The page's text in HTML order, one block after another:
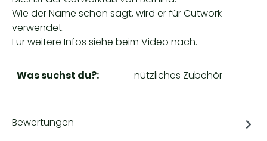
Wie der Name schon sagt, wird er für Cutwork
verwendet.
Für weitere Infos siehe beim Video nach.
Was suchst du?: nützliches Zubehör
Bewertungen